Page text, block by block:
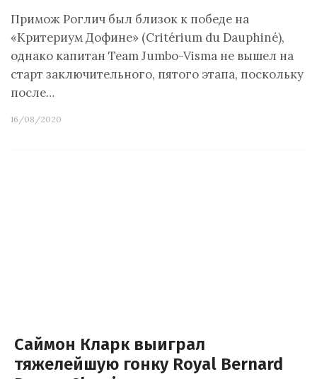
Примож Роглич был близок к победе на
«Критериум Дофине» (Critérium du Dauphiné),
однако капитан Team Jumbo-Visma не вышел на
старт заключительного, пятого этапа, поскольку
после…
16/08/2020
Саймон Кларк выиграл
тяжелейшую гонку Royal Bernard